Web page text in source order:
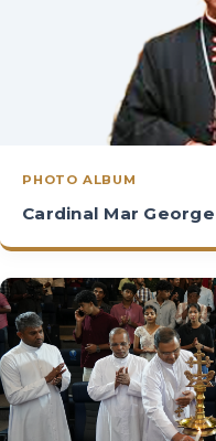
PHOTO ALBUM
Cardinal Mar